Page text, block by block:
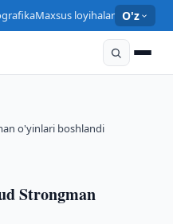
Maxsus loyihalar O'z
o'yinlari boshlandi
Strongman